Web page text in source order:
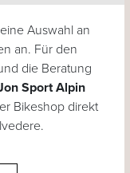
Auswahl an
an. Für den
die Beratung
Sport Alpin
Bikeshop direkt